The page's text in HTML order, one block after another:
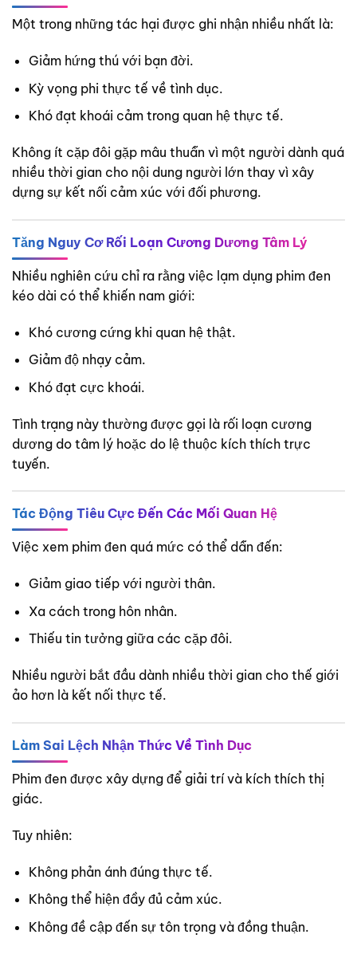
Một trong những tác hại được ghi nhận nhiều nhất là:
Giảm hứng thú với bạn đời.
Kỳ vọng phi thực tế về tình dục.
Khó đạt khoái cảm trong quan hệ thực tế.
Không ít cặp đôi gặp mâu thuẫn vì một người dành quá
nhiều thời gian cho nội dung người lớn thay vì xây
dựng sự kết nối cảm xúc với đối phương.
Tăng Nguy Cơ Rối Loạn Cương Dương Tâm Lý
Nhiều nghiên cứu chỉ ra rằng việc lạm dụng phim đen
kéo dài có thể khiến nam giới:
Khó cương cứng khi quan hệ thật.
Giảm độ nhạy cảm.
Khó đạt cực khoái.
Tình trạng này thường được gọi là rối loạn cương
dương do tâm lý hoặc do lệ thuộc kích thích trực
tuyến.
Tác Động Tiêu Cực Đến Các Mối Quan Hệ
Việc xem phim đen quá mức có thể dẫn đến:
Giảm giao tiếp với người thân.
Xa cách trong hôn nhân.
Thiếu tin tưởng giữa các cặp đôi.
Nhiều người bắt đầu dành nhiều thời gian cho thế giới
ảo hơn là kết nối thực tế.
Làm Sai Lệch Nhận Thức Về Tình Dục
Phim đen được xây dựng để giải trí và kích thích thị
giác.
Tuy nhiên:
Không phản ánh đúng thực tế.
Không thể hiện đầy đủ cảm xúc.
Không đề cập đến sự tôn trọng và đồng thuận.